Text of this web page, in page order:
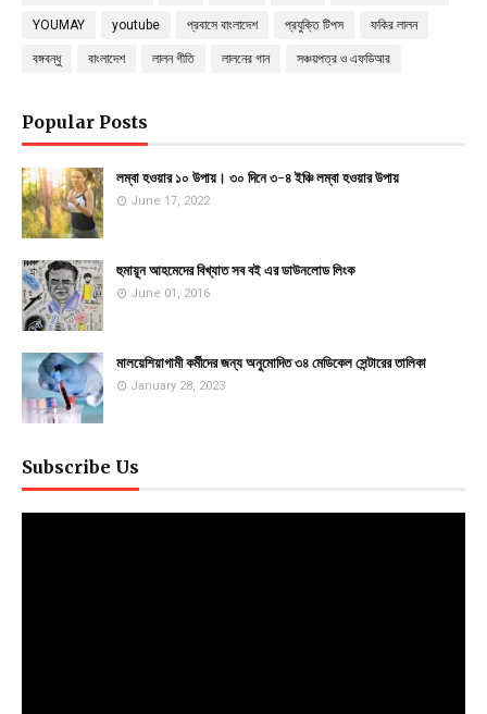
YOUMAY youtube প্রবাসে বাংলাদেশ প্রযুক্তি টিপস ফকির লালন
বঙ্গবন্ধু বাংলাদেশ লালন গীতি লালনের গান সঞ্চয়পত্র ও এফডিআর
Popular Posts
লম্বা হওয়ার ১০ উপায়। ৩০ দিনে ৩-৪ ইঞ্চি লম্বা হওয়ার উপায়
June 17, 2022
হুমায়ূন আহমেদের বিখ্যাত সব বই এর ডাউনলোড লিংক
June 01, 2016
মালয়েশিয়াগামী কর্মীদের জন্য অনুমোদিত ৩৪ মেডিকেল সেন্টারের তালিকা
January 28, 2023
Subscribe Us